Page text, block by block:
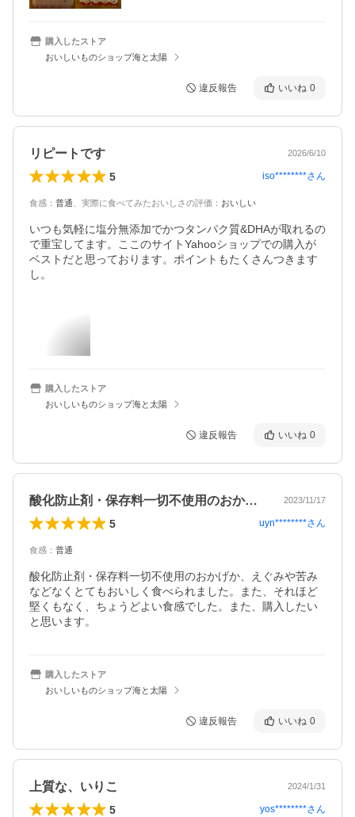
購入したストア
おいしいものショップ海と太陽
違反報告 いいね 0
リピートです 2026/6/10
5 iso********さん
食感 ： 普通 実際に食べてみたおいしさの評価 ： おいしい
いつも気軽に塩分無添加でかつタンパク質&DHAが取れるの
で重宝してます。ここのサイトYahooショップでの購入が
ベストだと思っております。ポイントもたくさんつきます
し。
購入したストア
おいしいものショップ海と太陽
違反報告 いいね 0
酸化防止剤・保存料一切不使用のおかげか… 2023/11/17
5 uyn********さん
食感 ： 普通
酸化防止剤・保存料一切不使用のおかげか、えぐみや苦み
などなくとてもおいしく食べられました。また、それほど
堅くもなく、ちょうどよい食感でした。また、購入したい
と思います。
購入したストア
おいしいものショップ海と太陽
違反報告 いいね 0
上質な、いりこ 2024/1/31
5 yos********さん